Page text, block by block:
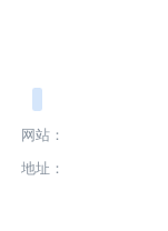
网站：
地址：